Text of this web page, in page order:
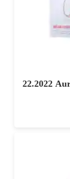
22.2022